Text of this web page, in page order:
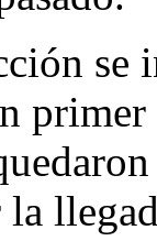
se
la